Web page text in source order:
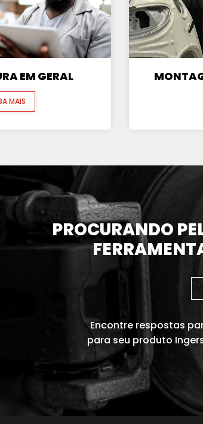
EM GERAL
MAIS
PROCURANDO
Encontre respostas
para seu produto